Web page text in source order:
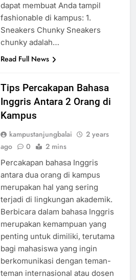
dapat membuat Anda tampil
fashionable di kampus: 1.
Sneakers Chunky Sneakers
chunky adalah…
Read Full News
Tips Percakapan Bahasa
Inggris Antara 2 Orang di
Kampus
kampustanjungbalai
2 years
ago
0 2 mins
Percakapan bahasa Inggris
antara dua orang di kampus
merupakan hal yang sering
terjadi di lingkungan akademik.
Berbicara dalam bahasa Inggris
merupakan kemampuan yang
penting untuk dimiliki, terutama
bagi mahasiswa yang ingin
berkomunikasi dengan teman-
teman internasional atau dosen